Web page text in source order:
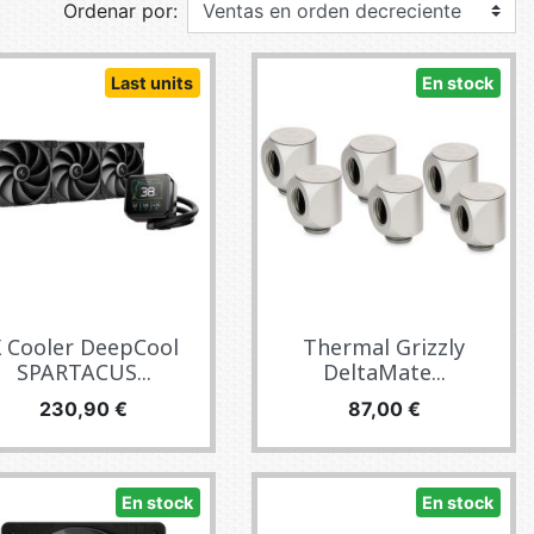
TV ET ACQUISITION VIDÉO
/ PROTECTION TÉLÉPHONE
TABLETTES / SMARTPHONES
TÉLÉPHONIE
CONNECTÉS
Ordenar por:
Last units
Cooler DeepCool
SPARTACUS...
Precio
230,90 €
En stock
Thermal Grizzly
DeltaMate...
Precio
87,00 €
En stock En stock